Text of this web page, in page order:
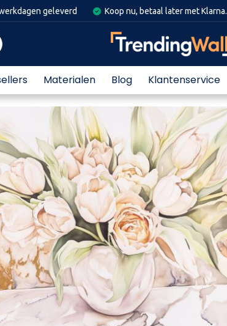
geleverd Koop nu, betaal later met Klarna.
Materialen Blog Klantenservice